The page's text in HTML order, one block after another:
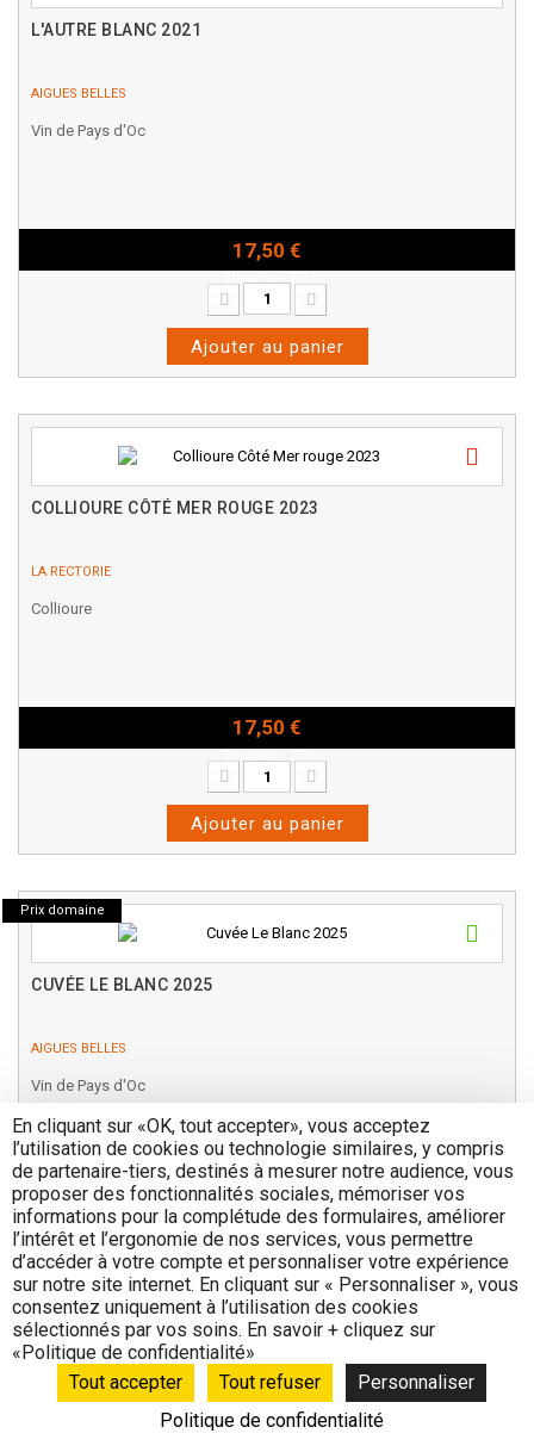
L'AUTRE BLANC 2021
AIGUES BELLES
Vin de Pays d'Oc
17,50 €
Ajouter au panier
COLLIOURE CÔTÉ MER ROUGE 2023
LA RECTORIE
Collioure
17,50 €
Ajouter au panier
Prix domaine
CUVÉE LE BLANC 2025
AIGUES BELLES
Vin de Pays d'Oc
17,50 €
Bouteille - 75cl
Ajouter au panier
Nouveauté
En cliquant sur «OK, tout accepter», vous acceptez
l’utilisation de cookies ou technologie similaires, y compris
de partenaire-tiers, destinés à mesurer notre audience, vous
proposer des fonctionnalités sociales, mémoriser vos
informations pour la complétude des formulaires, améliorer
l’intérêt et l’ergonomie de nos services, vous permettre
d’accéder à votre compte et personnaliser votre expérience
sur notre site internet. En cliquant sur « Personnaliser », vous
consentez uniquement à l’utilisation des cookies
sélectionnés par vos soins. En savoir + cliquez sur
«Politique de confidentialité»
Tout accepter
Tout refuser
Personnaliser
Politique de confidentialité